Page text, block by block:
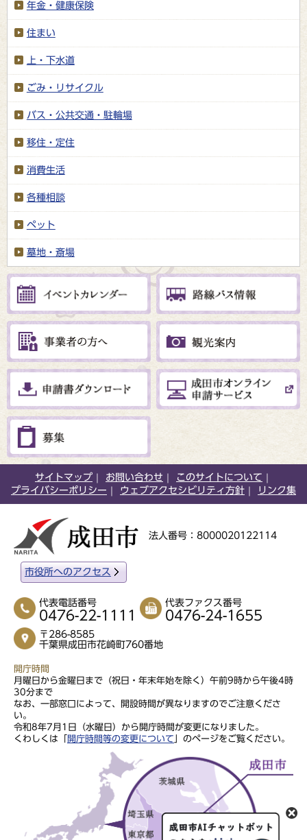
年金・健康保険
住まい
上・下水道
ごみ・リサイクル
バス・公共交通・駐輪場
移住・定住
消費生活
各種相談
ペット
墓地・斎場
サイトマップ お問い合わせ
このサイトについて
プライバシーポリシー
ウェブアクセシビリティ方針 リンク集
法人番号：8000020122114
市役所へのアクセス
代表電話番号
0476-22-1111
代表ファクス番号
0476-24-1655
〒286-8585
千葉県成田市花崎町760番地
開庁時間
月曜日から金曜日まで（祝日・年末年始を除く）午前9時から午後4時
30分まで
なお、一部窓口によって、開設時間が異なりますのでご注意くださ
い。
令和8年7月1日（水曜日）から開庁時間が変更になりました。
くわしくは「
開庁時間等の変更について 」のページをご覧ください。